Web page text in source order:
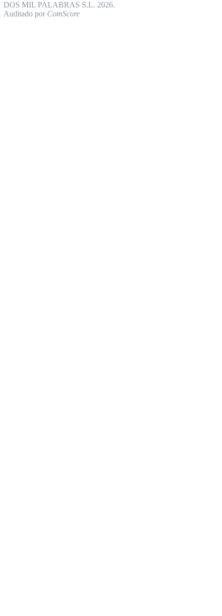
DOS MIL PALABRAS S.L. 2026.
Auditado por ComScore